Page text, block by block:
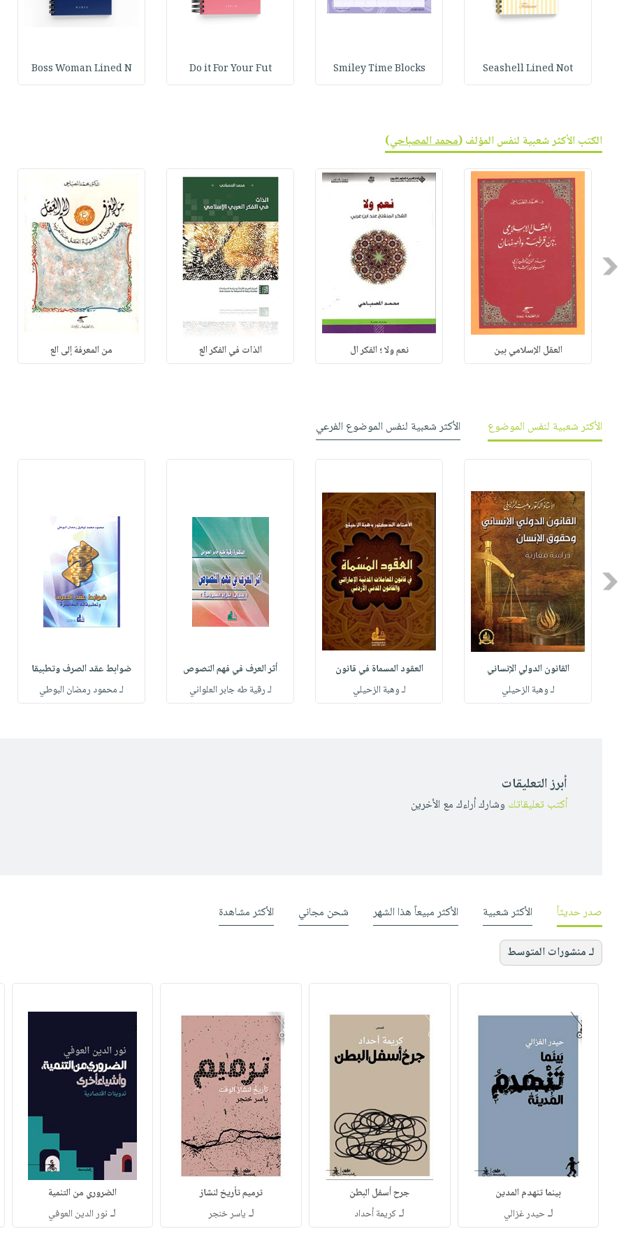
Seashell Lined Not
Smiley Time Blocks
Do it For Your Fut
Boss Woman Lined N
الكتب الأكثر شعبية لنفس المؤلف (محمد المصباحي)
Previous
العقل الإسلامي بين نعم ولا ؛ الفكر ال الذات في الفكر الع من المعرفة إلى الع
الأكثر شعبية لنفس الموضوع الأكثر شعبية لنفس الموضوع الفرعي
Previous
القانون الدولي الإنساني
لـ وهبة الزحيلي
العقود المسماة في قانون
لـ وهبة الزحيلي
أثر العرف في فهم النصوص
لـ رقية طه جابر العلواني
ضوابط عقد الصرف وتطبيقا
لـ محمود رمضان البوطي
أبرز التعليقات
أكتب تعليقاتك وشارك أراءك مع الأخرين
صدر حديثاً الأكثر شعبية الأكثر مبيعاً هذا الشهر شحن مجاني الأكثر مشاهدة
لـ منشورات المتوسط
بينما تنهدم المدين
لـحيدر غزالي
جرح أسفل البطن
لـكريمة أحداد
ترميم تأريخ لنشاز
لـ ياسر خنجر
الضروري من التنمية
لـ نور الدين العوفي